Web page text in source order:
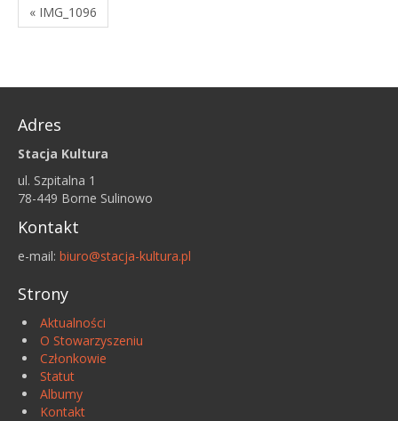
« IMG_1096
Adres
Stacja Kultura
ul. Szpitalna 1
78-449 Borne Sulinowo
Kontakt
e-mail: biuro@stacja-kultura.pl
Strony
Aktualności
O Stowarzyszeniu
Członkowie
Statut
Albumy
Kontakt